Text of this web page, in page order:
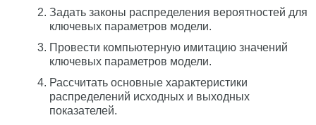
Задать законы распределения вероятностей для
ключевых параметров модели.
Провести компьютерную имитацию значений
ключевых параметров модели.
Рассчитать основные характеристики
распределений исходных и выходных
показателей.